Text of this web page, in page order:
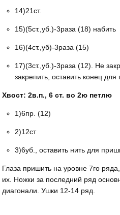
14)21ст.
15)(5ст.,уб.)-3раза (18) набить
16)(4ст.,уб)-3раза (15)
17)(3ст.,уб.)-3раза (12). Не
закрепить, оставить конец для
Хвост: 2в.п., 6 ст. во 2ю петлю
1)6пр. (12)
2)12ст
3)6уб., оставить нить для
Глаза пришить на уровне 7го
их. Ножки за последний ряд
диагонали. Ушки 12-14 ряд.